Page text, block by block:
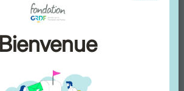
mars de 9h30 à 11h
, 7 place Christiane Frahier
Germain-en-Laye.
P. à l’adresse
ruche.net.
Bienvenue